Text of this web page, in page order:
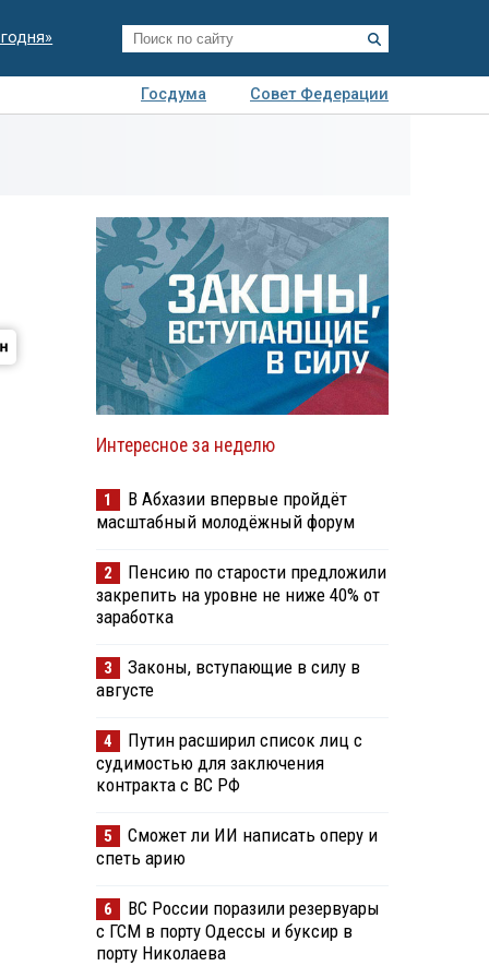
Госдума
Совет Федерации
Интересное за неделю
1
В Абхазии впервые пройдёт
масштабный молодёжный форум
2
Пенсию по старости предложили
закрепить на уровне не ниже 40% от
заработка
3
Законы, вступающие в силу в
августе
4
Путин расширил список лиц с
судимостью для заключения
контракта с ВС РФ
5
Сможет ли ИИ написать оперу и
спеть арию
6
ВС России поразили резервуары
с ГСМ в порту Одессы и буксир в
порту Николаева